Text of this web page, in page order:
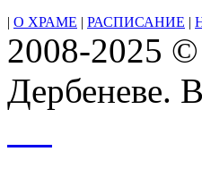
| О ХРАМЕ | РАСПИСАНИЕ |
2008-2025
Дербеневе.